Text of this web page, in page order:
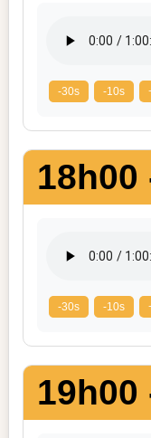
-30s -10s
18h00
-30s -10s
19h00